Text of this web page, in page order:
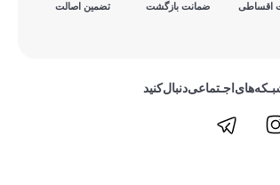
‌اقساطی ضمانت بازگشت تضمین اصالت